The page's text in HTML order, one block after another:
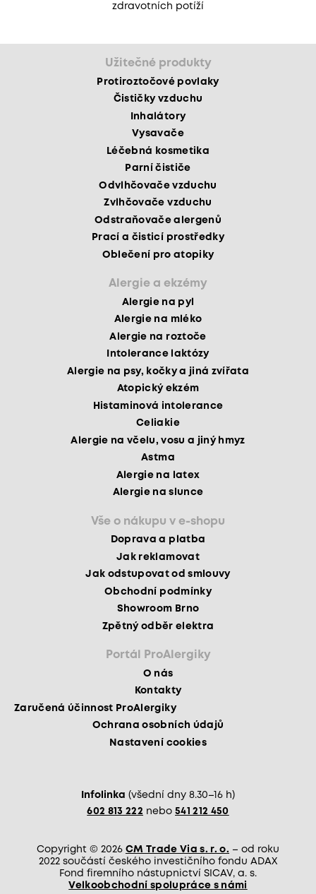
zdravotních potíží
Užitečné produkty
Protiroztočové povlaky
Čističky vzduchu
Inhalátory
Vysavače
Léčebná kosmetika
Parní čističe
Odvlhčovače vzduchu
Zvlhčovače vzduchu
Odstraňovače alergenů
Prací a čisticí prostředky
Oblečení pro atopiky
Alergie a ekzémy
Alergie na pyl
Alergie na mléko
Alergie na roztoče
Intolerance laktózy
Alergie na psy, kočky a jiná zvířata
Atopický ekzém
Histaminová intolerance
Celiakie
Alergie na včelu, vosu a jiný hmyz
Astma
Alergie na latex
Alergie na slunce
Vše o nákupu v e-shopu
Doprava a platba
Jak reklamovat
Jak odstupovat od smlouvy
Obchodní podmínky
Showroom Brno
Zpětný odběr elektra
Portál ProAlergiky
O nás
Kontakty
Zaručená účinnost ProAlergiky
Ochrana osobních údajů
Nastavení cookies
Infolinka (všední dny 8.30–16 h)
602 813 222 nebo 541 212 450
Copyright © 2026 CM Trade Via s. r. o. – od roku
2022 součástí českého investičního fondu ADAX
Fond firemního nástupnictví SICAV, a. s.
Velkoobchodní spolupráce s námi